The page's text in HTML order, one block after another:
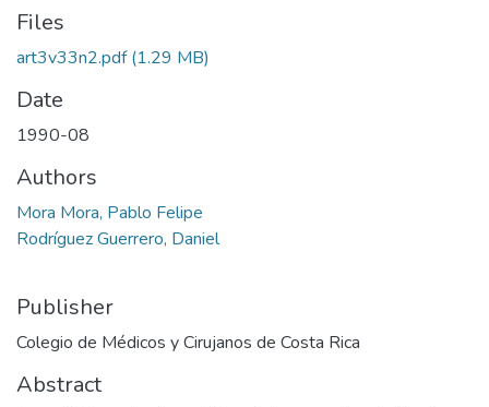
Files
art3v33n2.pdf(1.29 MB)
Date
1990-08
Authors
Mora Mora, Pablo Felipe
Rodríguez Guerrero, Daniel
Publisher
Colegio de Médicos y Cirujanos de Costa Rica
Abstract